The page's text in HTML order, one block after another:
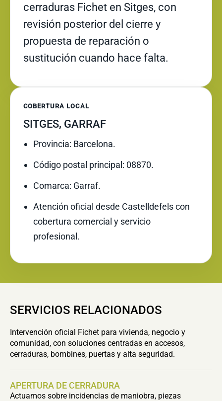
cerraduras Fichet en Sitges, con
revisión posterior del cierre y
propuesta de reparación o
sustitución cuando hace falta.
COBERTURA LOCAL
SITGES, GARRAF
Provincia: Barcelona.
Código postal principal: 08870.
Comarca: Garraf.
Atención oficial desde Castelldefels con
cobertura comercial y servicio
profesional.
SERVICIOS RELACIONADOS
Intervención oficial Fichet para vivienda, negocio y
comunidad, con soluciones centradas en accesos,
cerraduras, bombines, puertas y alta seguridad.
APERTURA DE CERRADURA
Actuamos sobre incidencias de maniobra, piezas